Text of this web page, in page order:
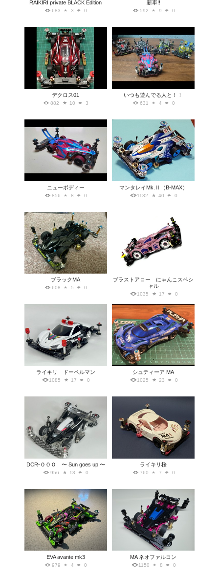
RAIKIRI private BLACK Edition
683 3 0
新車!!
592 9 0
デクロス01
882 10 3
いつも遊んでる人と！！
631 4 0
ニューボディー
856 8 0
マンタレイMk.Ⅱ（B-MAX）
1132 40 0
ブラックMA
608 5 0
ブラストアロー にゃんこスペシ
ャル
1035 17 0
ライキリ ドーベルマン
1085 17 0
シュティーア MA
1025 23 0
DCR-ＯＯＯ 〜 Sun goes up 〜
956 13 0
ライキリ桜
760 7 0
EVA avante mk3
979 4 0
MA ネオファルコン
1150 8 0